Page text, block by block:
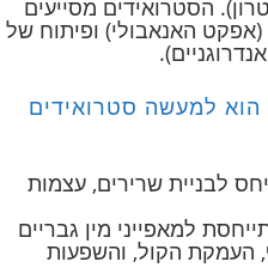
הסטרואידים מסייעים
האנאבולי) ופיתוח של
הוא למעשה סטרואידים
לבניית שרירים, עצמות
למאפייני מין גבריים
העמקת הקול, והשפעות